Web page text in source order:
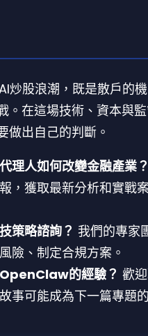
炒股浪潮，既是散戶的機
。在這場技術、資本與
做出自己的判斷。
理人如何改變金融產業
，獲取最新分析和實戰
策略諮詢？ 我們的專家
險、制定合規方案。
的經驗？ 歡
事可能成為下一篇專題